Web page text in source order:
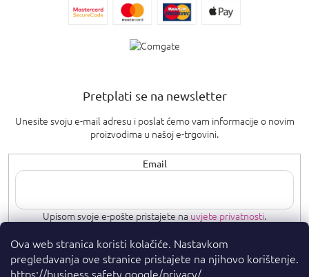
Ova web stranica koristi kolačiće. Nastavkom
pregledavanja ove stranice pristajete na njihovo korištenje.
https://business.safety.google/privacy/
Pretplati se na newsletter
Unesite svoju e-mail adresu i poslat ćemo vam informacije o novim
proizvodima u našoj e-trgovini.
Email
Upisom svoje e-pošte pristajete nauvjete privatnosti.
PRETPLATI SE